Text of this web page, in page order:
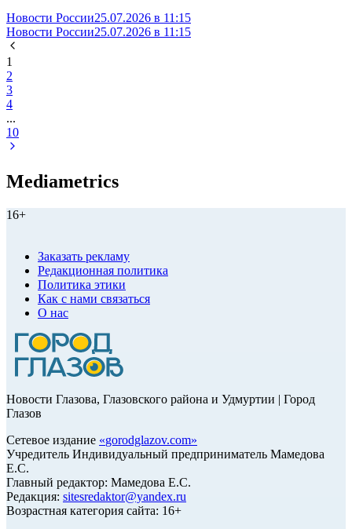
Новости России25.07.2026 в 11:15
Новости России25.07.2026 в 11:15
1
2
3
4
...
10
Mediametrics
16+
Заказать рекламу
Редакционная политика
Политика этики
Как с нами связаться
О нас
Новости Глазова, Глазовского района и Удмуртии | Город
Глазов
Сетевое издание «gorodglazov.com»
Учредитель Индивидуальный предприниматель Мамедова
Е.С.
Главный редактор: Мамедова Е.С.
Редакция: sitesredaktor@yandex.ru
Возрастная категория сайта: 16+